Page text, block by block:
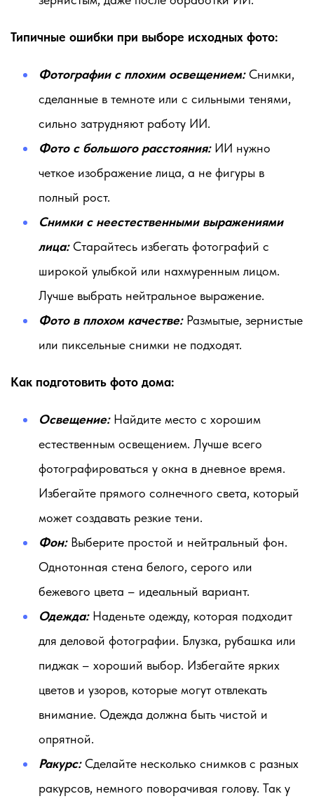
Типичные ошибки при выборе исходных фото:
Фотографии с плохим освещением:Снимки,
сделанные в темноте или с сильными тенями,
сильно затрудняют работу ИИ.
Фото с большого расстояния:ИИ нужно
четкое изображение лица, а не фигуры в
полный рост.
Снимки с неестественными выражениями
лица:Старайтесь избегать фотографий с
широкой улыбкой или нахмуренным лицом.
Лучше выбрать нейтральное выражение.
Фото в плохом качестве:Размытые, зернистые
или пиксельные снимки не подходят.
Как подготовить фото дома:
Освещение:Найдите место с хорошим
естественным освещением. Лучше всего
фотографироваться у окна в дневное время.
Избегайте прямого солнечного света, который
может создавать резкие тени.
Фон:Выберите простой и нейтральный фон.
Однотонная стена белого, серого или
бежевого цвета – идеальный вариант.
Одежда:Наденьте одежду, которая подходит
для деловой фотографии. Блузка, рубашка или
пиджак – хороший выбор. Избегайте ярких
цветов и узоров, которые могут отвлекать
внимание. Одежда должна быть чистой и
опрятной.
Ракурс:Сделайте несколько снимков с разных
ракурсов, немного поворачивая голову. Так у